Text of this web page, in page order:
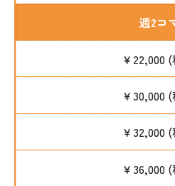
週2コ
￥22,000
￥30,000
￥32,000
￥36,000